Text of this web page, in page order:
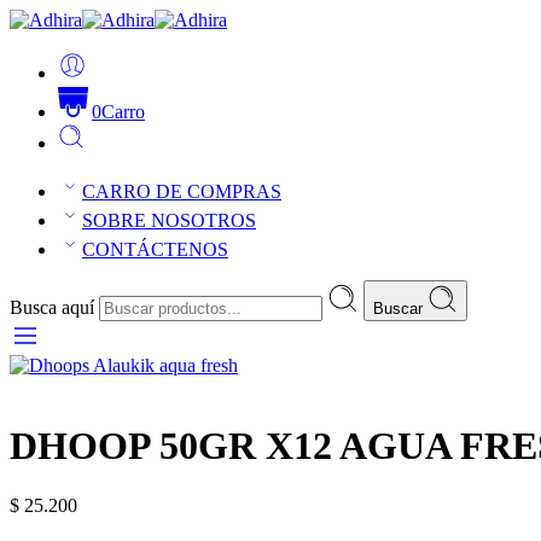
0Carro
CARRO DE COMPRAS
SOBRE NOSOTROS
CONTÁCTENOS
Busca aquí Buscar
DHOOP 50GR X12 AGUA
$ 25.200